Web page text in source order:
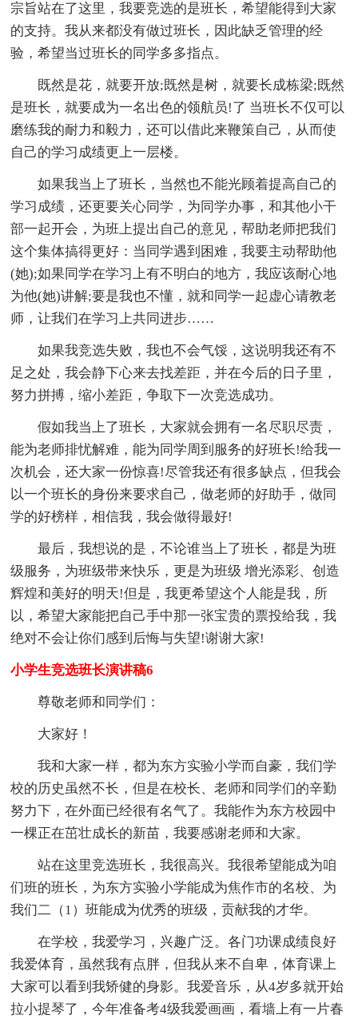
宗旨站在了这里，我要竞选的是班长，希望能得到大家
的支持。我从来都没有做过班长，因此缺乏管理的经
验，希望当过班长的同学多多指点。
既然是花，就要开放;既然是树，就要长成栋梁;既然
是班长，就要成为一名出色的领航员!了 当班长不仅可以
磨练我的耐力和毅力，还可以借此来鞭策自己，从而使
自己的学习成绩更上一层楼。
如果我当上了班长，当然也不能光顾着提高自己的
学习成绩，还更要关心同学，为同学办事，和其他小干
部一起开会，为班上提出自己的意见，帮助老师把我们
这个集体搞得更好：当同学遇到困难，我要主动帮助他
(她);如果同学在学习上有不明白的地方，我应该耐心地
为他(她)讲解;要是我也不懂，就和同学一起虚心请教老
师，让我们在学习上共同进步……
如果我竞选失败，我也不会气馁，这说明我还有不
足之处，我会静下心来去找差距，并在今后的日子里，
努力拼搏，缩小差距，争取下一次竞选成功。
假如我当上了班长，大家就会拥有一名尽职尽责，
能为老师排忧解难，能为同学周到服务的好班长!给我一
次机会，还大家一份惊喜!尽管我还有很多缺点，但我会
以一个班长的身份来要求自己，做老师的好助手，做同
学的好榜样，相信我，我会做得最好!
最后，我想说的是，不论谁当上了班长，都是为班
级服务，为班级带来快乐，更是为班级 增光添彩、创造
辉煌和美好的明天!但是，我更希望这个人能是我，所
以，希望大家能把自己手中那一张宝贵的票投给我，我
绝对不会让你们感到后悔与失望!谢谢大家!
小学生竞选班长演讲稿6
尊敬老师和同学们：
大家好！
我和大家一样，都为东方实验小学而自豪，我们学
校的历史虽然不长，但是在校长、老师和同学们的辛勤
努力下，在外面已经很有名气了。我能作为东方校园中
一棵正在茁壮成长的新苗，我要感谢老师和大家。
站在这里竞选班长，我很高兴。我很希望能成为咱
们班的班长，为东方实验小学能成为焦作市的名校、为
我们二（1）班能成为优秀的班级，贡献我的才华。
在学校，我爱学习，兴趣广泛。各门功课成绩良好
我爱体育，虽然我有点胖，但我从来不自卑，体育课上
大家可以看到我矫健的身影。我爱音乐，从4岁多就开始
拉小提琴了，今年准备考4级我爱画画，看墙上有一片春